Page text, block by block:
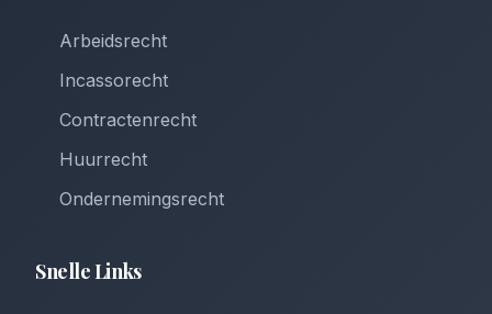
Arbeidsrecht
Incassorecht
Contractenrecht
Huurrecht
Ondernemingsrecht
Snelle Links